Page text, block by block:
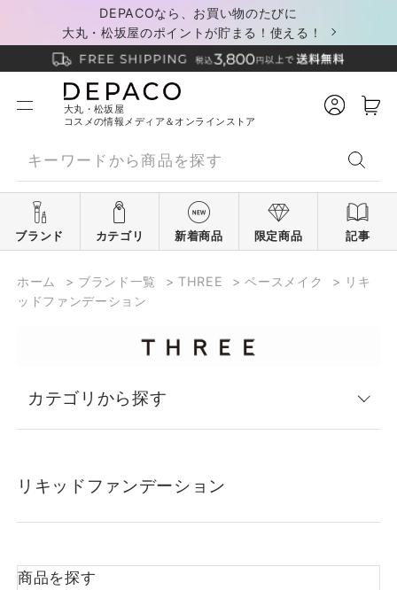
DEPACOなら、お買い物のたびに
大丸・松坂屋のポイントが貯まる！使える！
大丸・松坂屋
コスメの情報メディア＆オンラインストア
ブランド カテゴリ 新着商品 限定商品 記事
ホーム > ブランド一覧 > THREE >ベースメイク > リキ
ッドファンデーション
カテゴリから探す
リキッドファンデーション
商品を探す